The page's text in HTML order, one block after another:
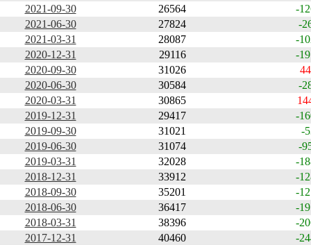
2021-09-30
26564
-
2021-06-30
27824
-
2021-03-31
28087
-
2020-12-31
29116
-
2020-09-30
31026
2020-06-30
30584
-
2020-03-31
30865
2019-12-31
29417
-
2019-09-30
31021
-
2019-06-30
31074
-
2019-03-31
32028
-
2018-12-31
33912
-
2018-09-30
35201
-
2018-06-30
36417
-
2018-03-31
38396
-
2017-12-31
40460
-